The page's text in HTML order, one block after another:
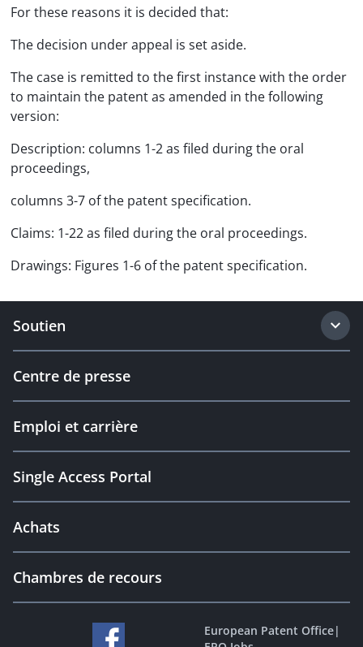
For these reasons it is decided that:
The decision under appeal is set aside.
The case is remitted to the first instance with the order
to maintain the patent as amended in the following
version:
Description: columns 1-2 as filed during the oral
proceedings,
columns 3-7 of the patent specification.
Claims: 1-22 as filed during the oral proceedings.
Drawings: Figures 1-6 of the patent specification.
Soutien
Centre de presse
Emploi et carrière
Single Access Portal
Achats
Chambres de recours
European Patent Office|